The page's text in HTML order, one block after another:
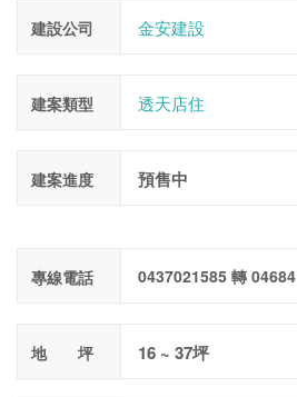
建設公司 金安建設
建案類型 透天店住
建案進度 預售中
專線電話 0437021585 轉 04684
地 坪 16 ~ 37坪